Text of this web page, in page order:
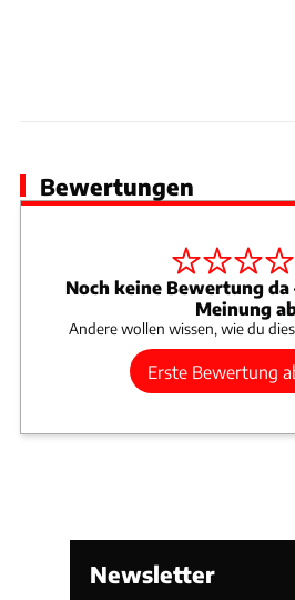
Bewertungen
Noch keine Bewertung da
Meinung
Andere wollen wissen, wie du
Erste Bewertung
Newsletter